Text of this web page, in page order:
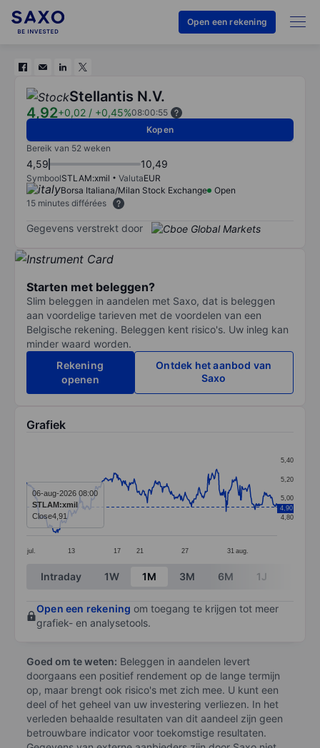
Open een rekening
Stellantis N.V.
4,92+0,02 / +0,45%08:00:55
Kopen
Bereik van 52 weken
4,59 10,49
SymboolSTLAM:xmil ValutaEUR
Borsa Italiana/Milan Stock Exchange
Open
15 minutes différées
Gegevens verstrekt door
Starten met beleggen?
Slim beleggen in aandelen met Saxo, dat is beleggen
aan voordelige tarieven met de voordelen van een
Belgische rekening. Beleggen kent risico's. Uw inleg kan
minder waard worden.
Rekening
openen
Ontdek het aanbod van
Saxo
Grafiek
Line chart with 399 data points.
The chart has 1 X axis displaying categories.
The chart has 1 Y axis displaying values. Data
jul. 13 17 21 27 31 aug.
4,80
5,00
5,20
5,40
4,90
06-aug-2026 08:00
STLAM:xmil
Close4,91
End of interactive chart.
Intraday 1W 1M 3M 6M 1J
Open een rekening om toegang te krijgen tot meer
grafiek- en analysetools.
Goed om te weten: Beleggen in aandelen levert
doorgaans een positief rendement op de lange termijn
op, maar brengt ook risico's met zich mee. U kunt een
deel of het geheel van uw investering verliezen. In het
verleden behaalde resultaten van dit aandeel zijn geen
betrouwbare indicator voor toekomstige resultaten.